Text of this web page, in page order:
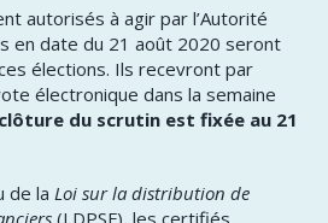
autorisés à agir par l’Autorité
en date du 21 août 2020 seront
élections. Ils recevront par
électronique dans la semaine
du scrutin est fixée au 21
de la Loi sur la distribution de
(LDPSF), les certifiés